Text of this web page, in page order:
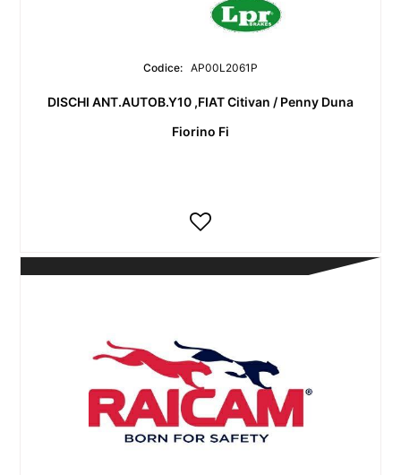
Codice: AP00L2061P
DISCHI ANT.AUTOB.Y10 ,FIAT Citivan / Penny Duna
Fiorino Fi